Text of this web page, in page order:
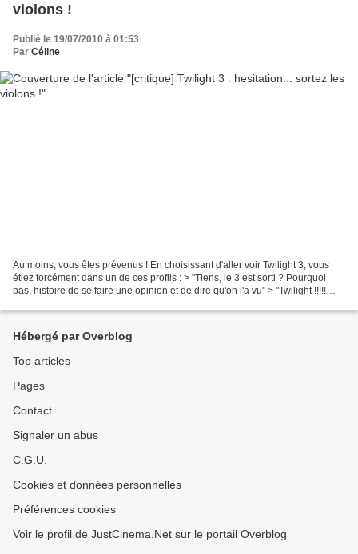
violons !
Publié le 19/07/2010 à 01:53
Par Céline
Au moins, vous êtes prévenus ! En choisissant d'aller voir Twilight 3, vous
étiez forcément dans un de ces profils : > "Tiens, le 3 est sorti ? Pourquoi
pas, histoire de se faire une opinion et de dire qu'on l'a vu" > "Twilight !!!!!
Hébergé par Overblog
Top articles
Pages
Contact
Signaler un abus
C.G.U.
Cookies et données personnelles
Préférences cookies
Voir le profil de JustCinema.Net sur le portail Overblog